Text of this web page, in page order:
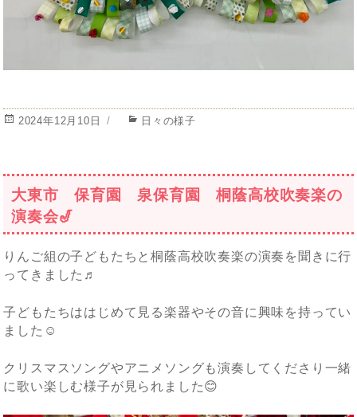
投
2024年12月10日
カ
ー
日々の様子
大東市 保育園 泉保育園 桐蔭高校吹奏楽の
演奏会🎷
りんご組の子どもたちと桐蔭高校吹奏楽の演奏を聞きに行
ってきました♬
子どもたちははじめて見る楽器やその音に興味を持ってい
ました☺️
クリスマスソングやアニメソングも演奏してくださり一緒
に歌い楽しむ様子が見られました😊